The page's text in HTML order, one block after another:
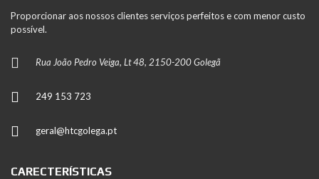
Proporcionar aos nossos clientes serviços perfeitos e com menor custo
possível.
Rua João Pedro Veiga, Lt 48, 2150-200 Golegã
249 153 723
geral@htcgolega.pt
CARECTERÍSTICAS